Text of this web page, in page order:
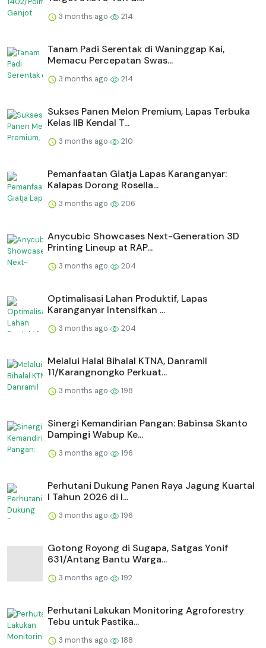
3 months ago 214
Tanam Padi Serentak di Waninggap Kai,
Memacu Percepatan Swas...
3 months ago 214
Sukses Panen Melon Premium, Lapas Terbuka
Kelas IIB Kendal T...
3 months ago 210
Pemanfaatan Giatja Lapas Karanganyar:
Kalapas Dorong Rosella...
3 months ago 206
Anycubic Showcases Next-Generation 3D
Printing Lineup at RAP...
3 months ago 204
Optimalisasi Lahan Produktif, Lapas
Karanganyar Intensifkan ...
3 months ago 204
Melalui Halal Bihalal KTNA, Danramil
11/Karangnongko Perkuat...
3 months ago 198
Sinergi Kemandirian Pangan: Babinsa Skanto
Dampingi Wabup Ke...
3 months ago 196
Perhutani Dukung Panen Raya Jagung Kuartal
I Tahun 2026 di I...
3 months ago 196
Gotong Royong di Sugapa, Satgas Yonif
631/Antang Bantu Warga...
3 months ago 192
Perhutani Lakukan Monitoring Agroforestry
Tebu untuk Pastika...
3 months ago 188